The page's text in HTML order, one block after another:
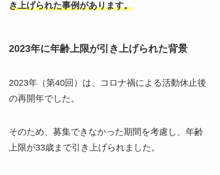
き上げられた事例があります。
2023年に年齢上限が引き上げられた背景
2023年（第40回）は、コロナ禍による活動休止後
の再開年でした。
そのため、募集できなかった期間を考慮し、年齢
上限が33歳まで引き上げられました。